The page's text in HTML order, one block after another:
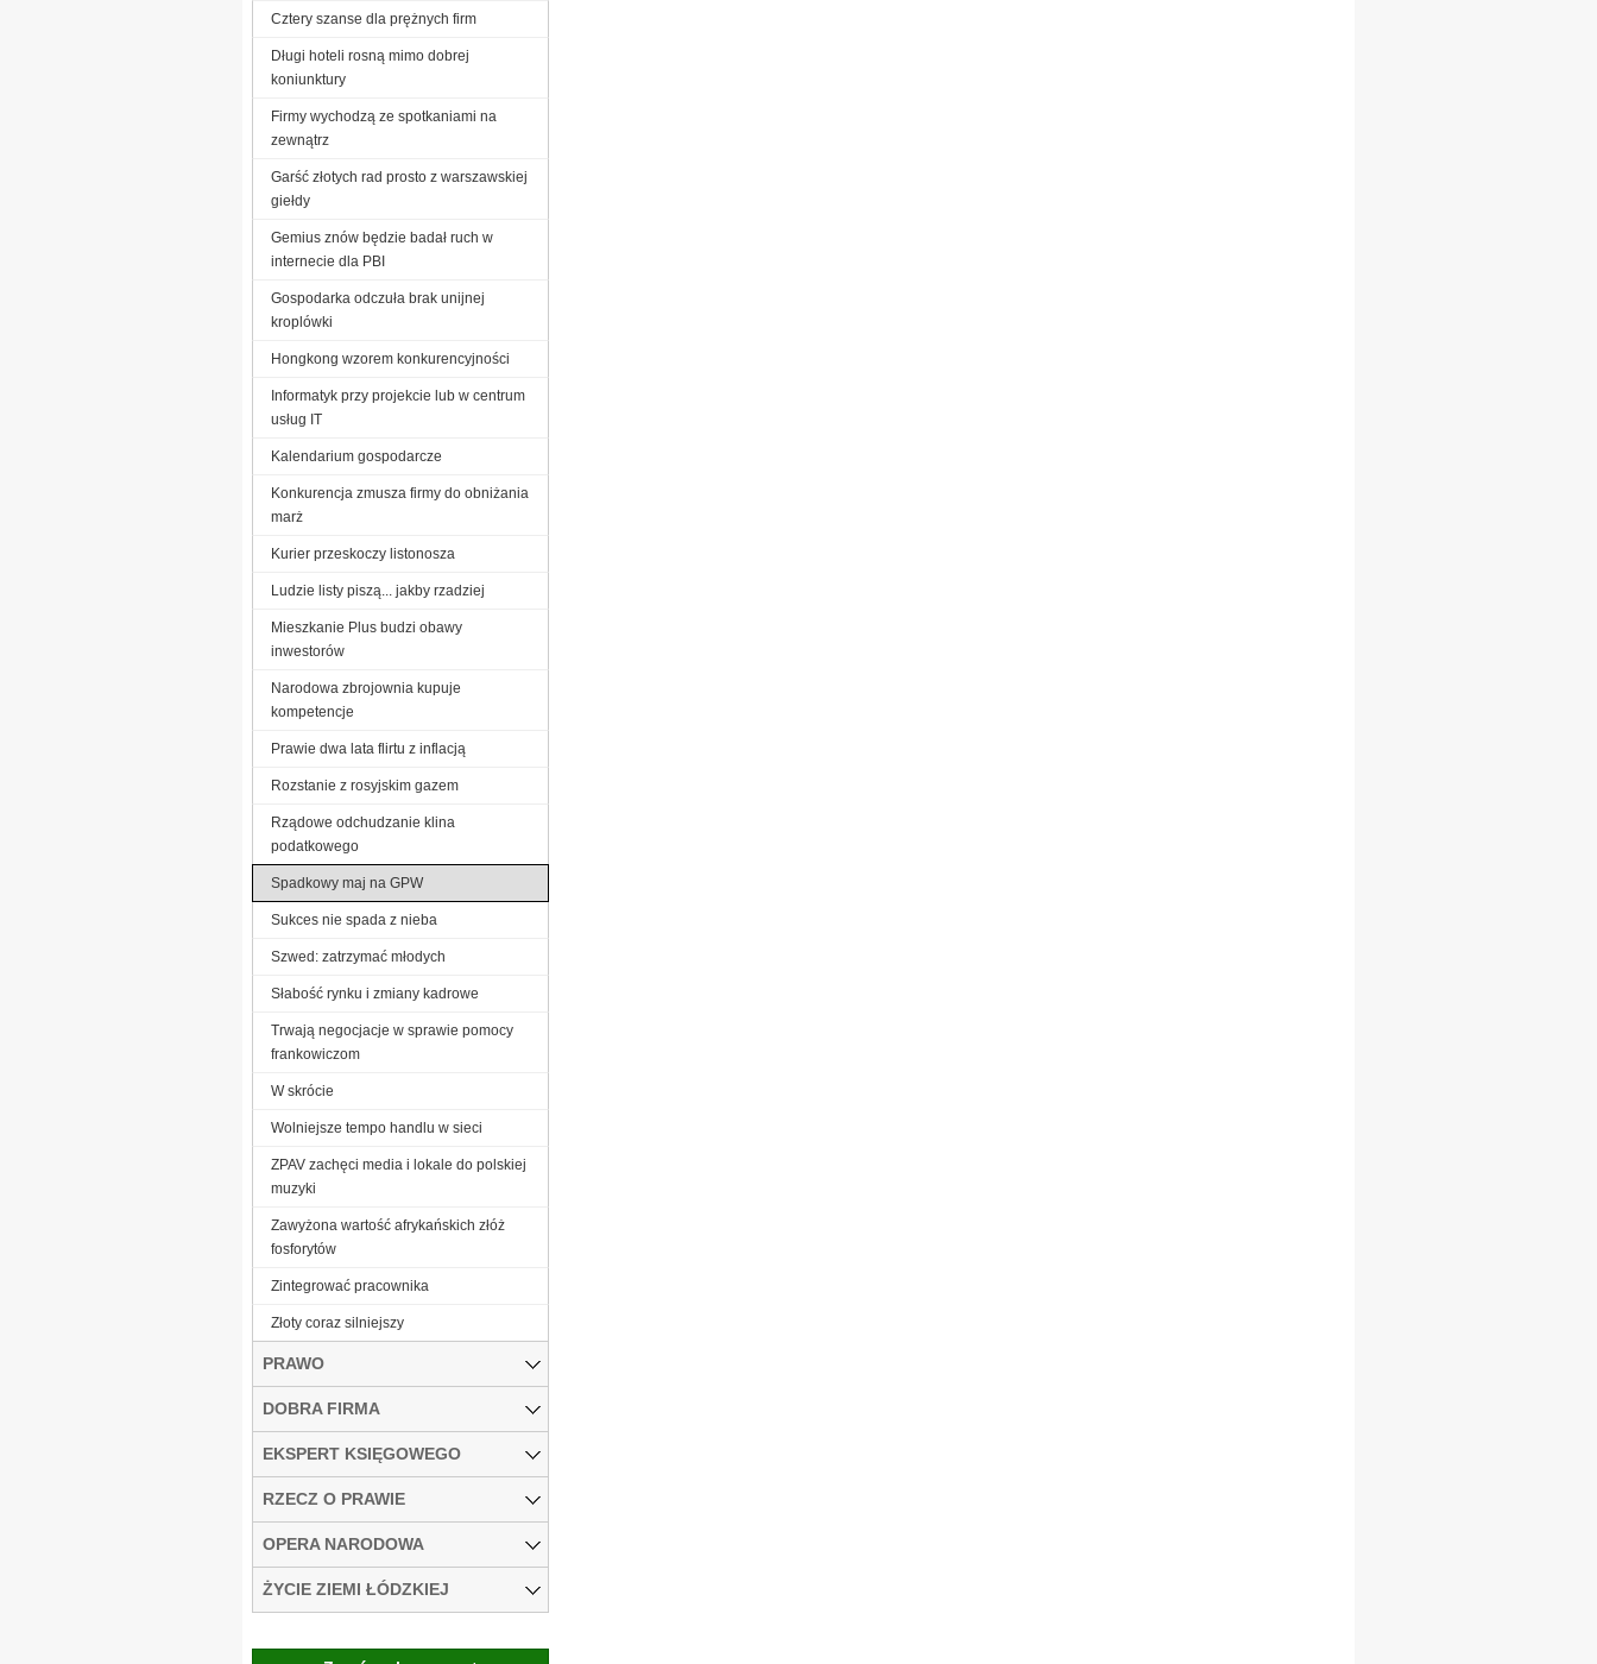
Cztery szanse dla prężnych firm
Długi hoteli rosną mimo dobrej
koniunktury
Firmy wychodzą ze spotkaniami na
zewnątrz
Garść złotych rad prosto z warszawskiej
giełdy
Gemius znów będzie badał ruch w
internecie dla PBI
Gospodarka odczuła brak unijnej
kroplówki
Hongkong wzorem konkurencyjności
Informatyk przy projekcie lub w centrum
usług IT
Kalendarium gospodarcze
Konkurencja zmusza firmy do obniżania
marż
Kurier przeskoczy listonosza
Ludzie listy piszą... jakby rzadziej
Mieszkanie Plus budzi obawy
inwestorów
Narodowa zbrojownia kupuje
kompetencje
Prawie dwa lata flirtu z inflacją
Rozstanie z rosyjskim gazem
Rządowe odchudzanie klina
podatkowego
Spadkowy maj na GPW
Sukces nie spada z nieba
Szwed: zatrzymać młodych
Słabość rynku i zmiany kadrowe
Trwają negocjacje w sprawie pomocy
frankowiczom
W skrócie
Wolniejsze tempo handlu w sieci
ZPAV zachęci media i lokale do polskiej
muzyki
Zawyżona wartość afrykańskich złóż
fosforytów
Zintegrować pracownika
Złoty coraz silniejszy
PRAWO
DOBRA FIRMA
EKSPERT KSIĘGOWEGO
RZECZ O PRAWIE
OPERA NARODOWA
ŻYCIE ZIEMI ŁÓDZKIEJ